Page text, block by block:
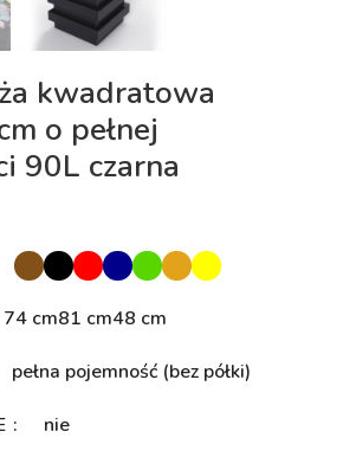
kwadratowa
o pełnej
90L czarna
74 cm81 cm48 cm
pełna pojemność (bez półki)
nie